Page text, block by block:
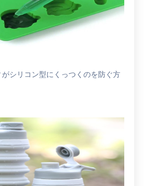
シリコン型にくっつくのを防ぐ方